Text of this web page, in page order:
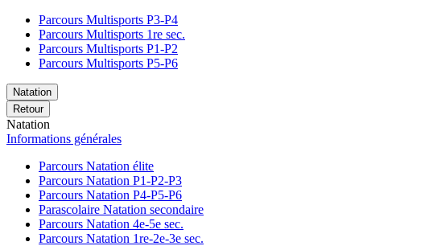
Parcours Multisports P3-P4
Parcours Multisports 1re sec.
Parcours Multisports P1-P2
Parcours Multisports P5-P6
Natation
Retour
Natation
Informations générales
Parcours Natation élite
Parcours Natation P1-P2-P3
Parcours Natation P4-P5-P6
Parascolaire Natation secondaire
Parcours Natation 4e-5e sec.
Parcours Natation 1re-2e-3e sec.